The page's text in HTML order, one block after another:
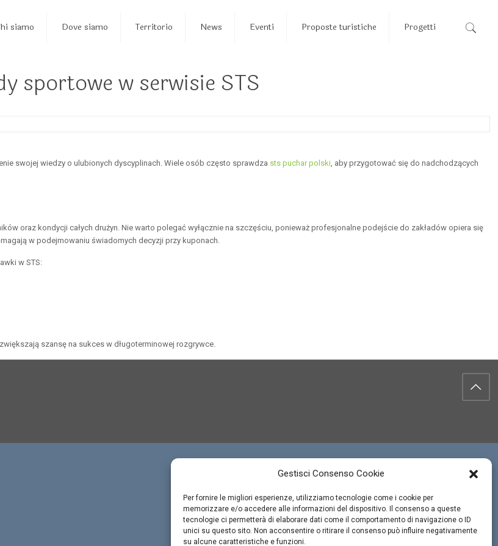
Gestisci Consenso Cookie
Per fornire le migliori esperienze, utilizziamo tecnologie come i cookie per
memorizzare e/o accedere alle informazioni del dispositivo. Il consenso a queste
tecnologie ci permetterà di elaborare dati come il comportamento di navigazione o ID
unici su questo sito. Non acconsentire o ritirare il consenso può influire negativamente
su alcune caratteristiche e funzioni.
siamo Dove siamo Territorio News Eventi Proposte turistiche Progetti
sportowe w serwisie STS
swojej wiedzy o ulubionych dyscyplinach. Wiele osób często sprawdza sts puchar polski, aby przygotować się do nadchodzących
oraz kondycji całych drużyn. Nie warto polegać wyłącznie na szczęściu, ponieważ profesjonalne podejście do zakładów opiera się
w podejmowaniu świadomych decyzji przy kuponach.
w STS:
szansę na sukces w długoterminowej rozgrywce.